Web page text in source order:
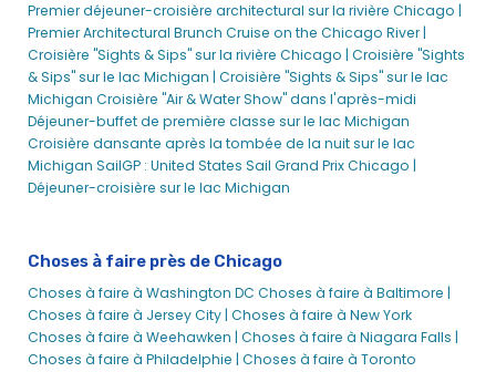
Chicago Boat Tours | Tour en bateau à moteur sur le lac |
City Experiences Seadog
Chicago Boat Tours | Tour en bateau à moteur sur le lac |
City Experiences Seadog
Brunch à Chicago
Flotte de la ville de Chicago
Chicago Elite
Chien de mer I
Seadog II
Seadog III
Seadog IV
Premier déjeuner-croisière architectural sur la rivière Chicago |
Premier Architectural Brunch Cruise on the Chicago River |
Croisière "Sights & Sips" sur la rivière Chicago | Croisière "Sights
& Sips" sur le lac Michigan | Croisière "Sights & Sips" sur le lac
Michigan Croisière "Air & Water Show" dans l'après-midi
Déjeuner-buffet de première classe sur le lac Michigan
Croisière dansante après la tombée de la nuit sur le lac
Michigan SailGP : United States Sail Grand Prix Chicago |
Déjeuner-croisière sur le lac Michigan
Choses à faire près de Chicago
Choses à faire à Washington DC Choses à faire à Baltimore |
Choses à faire à Jersey City | Choses à faire à New York
Choses à faire à Weehawken | Choses à faire à Niagara Falls |
Choses à faire à Philadelphie | Choses à faire à Toronto